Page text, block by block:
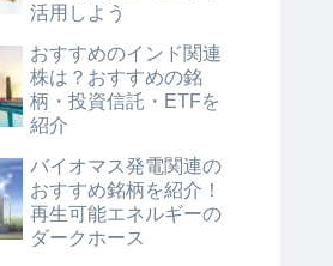
活用しよう
おすすめのインド関連
株は？おすすめの銘
柄・投資信託・ETFを
紹介
バイオマス発電関連の
おすすめ銘柄を紹介！
再生可能エネルギーの
ダークホース